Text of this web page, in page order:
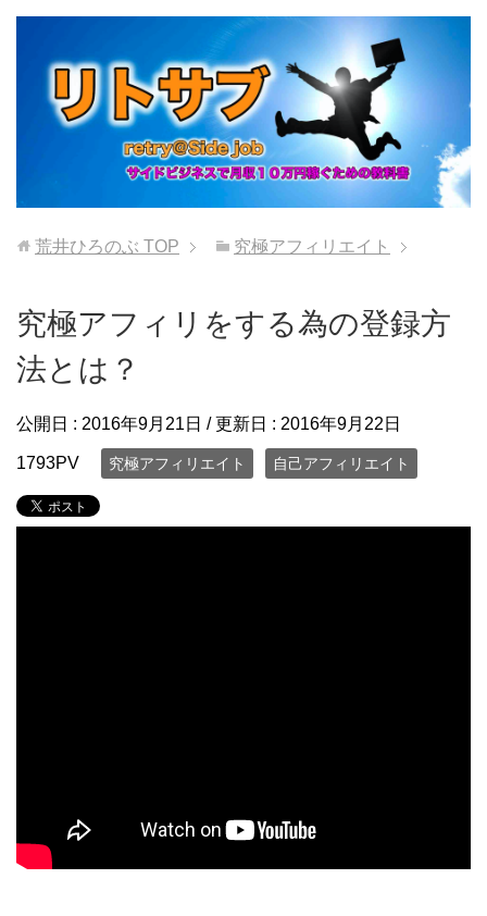
荒井ひろのぶ TOP 究極アフィリエイト
究極アフィリをする為の登録方
法とは？
公開日 : 2016年9月21日 / 更新日 : 2016年9月22日
1793PV 究極アフィリエイト 自己アフィリエイト